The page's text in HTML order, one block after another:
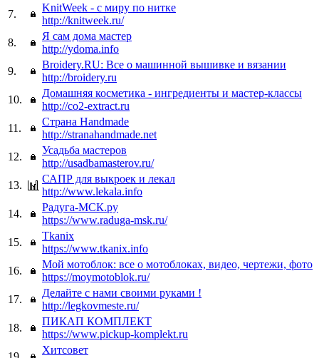
7.
KnitWeek - с миру по нитке
http://knitweek.ru/
8.
Я сам дома мастер
http://ydoma.info
9.
Broidery.RU: Все о машинной вышивке и вязании
http://broidery.ru
10.
Домашняя косметика - ингредиенты и мастер-классы
http://co2-extract.ru
11.
Страна Handmade
http://stranahandmade.net
12.
Усадьба мастеров
http://usadbamasterov.ru/
13.
САПР для выкроек и лекал
http://www.lekala.info
14.
Радуга-МСК.ру
https://www.raduga-msk.ru/
15.
Tkanix
https://www.tkanix.info
16.
Мой мотоблок: все о мотоблоках, видео, чертежи, фото
https://moymotoblok.ru/
17.
Делайте с нами своими руками !
http://legkovmeste.ru/
18.
ПИКАП КОМПЛЕКТ
https://www.pickup-komplekt.ru
Хитсовет